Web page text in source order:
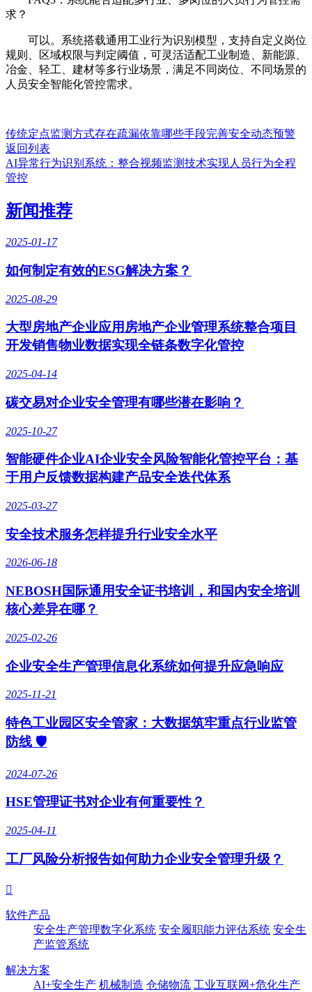
求？
可以。系统搭载通用工业行为识别模型，支持自定义岗位
规则、区域权限与判定阈值，可灵活适配工业制造、新能源、
冶金、轻工、建材等多行业场景，满足不同岗位、不同场景的
人员安全智能化管控需求。
传统定点监测方式存在疏漏依靠哪些手段完善安全动态预警
返回列表
AI异常行为识别系统：整合视频监测技术实现人员行为全程
管控
新闻推荐
2025-01-17
如何制定有效的ESG解决方案？
2025-08-29
大型房地产企业应用房地产企业管理系统整合项目
开发销售物业数据实现全链条数字化管控
2025-04-14
碳交易对企业安全管理有哪些潜在影响？
2025-10-27
智能硬件企业AI企业安全风险智能化管控平台：基
于用户反馈数据构建产品安全迭代体系
2025-03-27
安全技术服务怎样提升行业安全水平
2026-06-18
NEBOSH国际通用安全证书培训，和国内安全培训
核心差异在哪？
2025-02-26
企业安全生产管理信息化系统如何提升应急响应
2025-11-21
特色工业园区安全管家：大数据筑牢重点行业监管
防线 🛡️
2024-07-26
HSE管理证书对企业有何重要性？
2025-04-11
工厂风险分析报告如何助力企业安全管理升级？

软件产品
安全生产管理数字化系统 安全履职能力评估系统 安全生
产监管系统
解决方案
AI+安全生产 机械制造 仓储物流 工业互联网+危化生产